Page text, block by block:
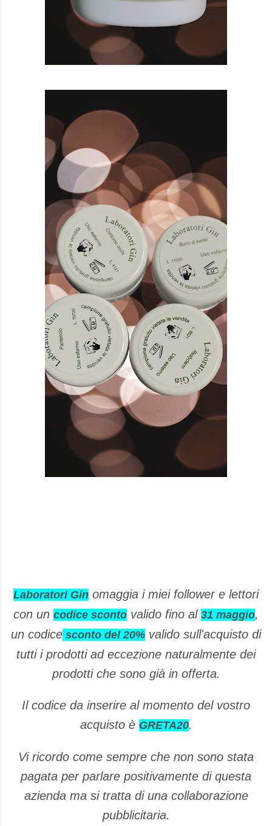
Laboratori Gin omaggia i miei follower e lettori
con un codice sconto valido fino al 31 maggio,
un codice sconto del 20% valido sull'acquisto di
tutti i prodotti ad eccezione naturalmente dei
prodotti che sono già in offerta.
Il codice da inserire al momento del vostro
acquisto è GRETA20.
Vi ricordo come sempre che non sono stata
pagata per parlare positivamente di questa
azienda ma si tratta di una collaborazione
pubblicitaria.